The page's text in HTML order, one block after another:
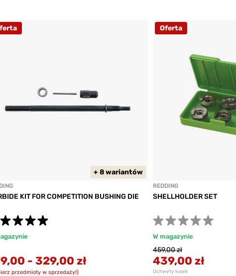
+ 8 wariantów
KIT FOR COMPETITION BUSHING DIE
- 329,00 zł
przedmioty w sprzedaży!)
Oferta
REDDING
SHELLHOLDER SET
Uchwyty łusek
W magazynie
459,00 zł
439,00 zł